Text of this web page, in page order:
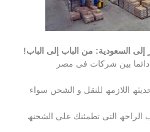
السعودية: من الباب إلى الباب!
دائما بین شركات فى مصر
اللازمھ للنقل و الشحن سواء
الراحھ التى تطمئنك على الشحنھ